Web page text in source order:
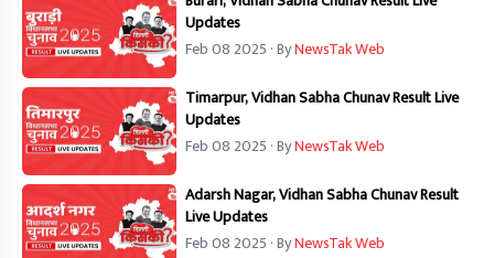
Updates
Feb 08 2025 · ByNewsTak Web
Timarpur, Vidhan Sabha Chunav Result Live
Updates
Feb 08 2025 · ByNewsTak Web
Adarsh Nagar, Vidhan Sabha Chunav Result
Live Updates
Feb 08 2025 · ByNewsTak Web